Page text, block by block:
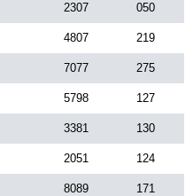
2307 050
4807 219
7077 275
5798 127
3381 130
2051 124
8089 171